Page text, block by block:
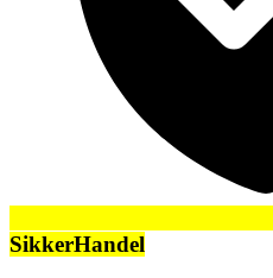
SikkerHandel